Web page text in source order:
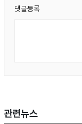
댓글등록
관련뉴스